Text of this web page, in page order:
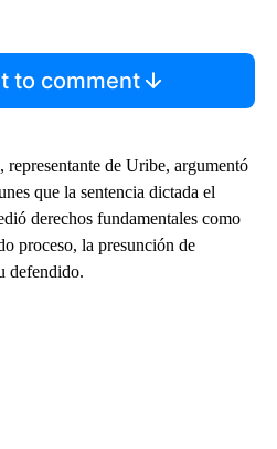
to comment
representante de Uribe, argumentó
que la sentencia dictada el
derechos fundamentales como
proceso, la presunción de
defendido.